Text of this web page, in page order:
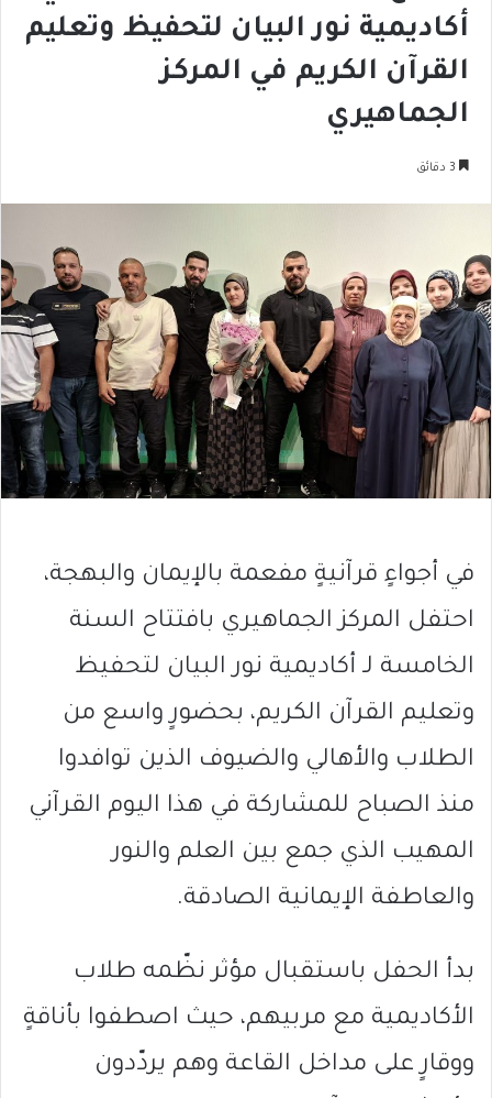
أكاديمية نور البيان لتحفيظ وتعليم
القرآن الكريم في المركز
الجماهيري
في أجواءٍ قرآنيةٍ مفعمة بالإيمان والبهجة،
احتفل المركز الجماهيري بافتتاح السنة
الخامسة لـ أكاديمية نور البيان لتحفيظ
وتعليم القرآن الكريم، بحضورٍ واسع من
الطلاب والأهالي والضيوف الذين توافدوا
منذ الصباح للمشاركة في هذا اليوم القرآني
المهيب الذي جمع بين العلم والنور
والعاطفة الإيمانية الصادقة.
بدأ الحفل باستقبال مؤثر نظّمه طلاب
الأكاديمية مع مربيهم، حيث اصطفوا بأناقةٍ
ووقارٍ على مداخل القاعة وهم يردّدون